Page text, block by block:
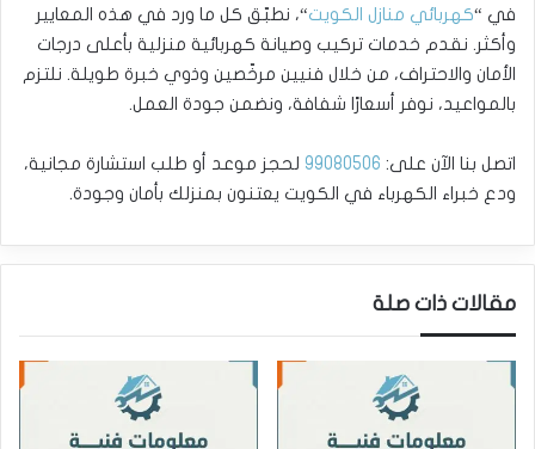
في “كهربائي منازل الكويت“، نطبّق كل ما ورد في هذه المعايير
وأكثر. نقدم خدمات تركيب وصيانة كهربائية منزلية بأعلى درجات
الأمان والاحتراف، من خلال فنيين مرخّصين وذوي خبرة طويلة. نلتزم
بالمواعيد، نوفر أسعارًا شفافة، ونضمن جودة العمل.
اتصل بنا الآن على: 99080506 لحجز موعد أو طلب استشارة مجانية،
ودع خبراء الكهرباء في الكويت يعتنون بمنزلك بأمان وجودة.
مقالات ذات صلة